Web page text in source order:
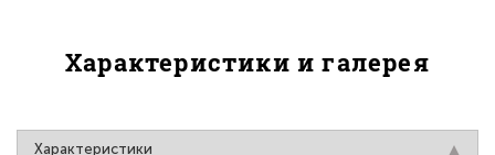
Характеристики и галерея
Характеристики